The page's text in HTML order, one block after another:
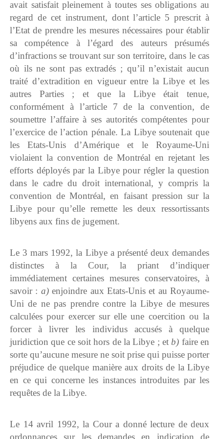
avait satisfait pleinement à toutes ses obligations au
regard de cet instrument, dont l’article 5 prescrit à
l’Etat de prendre les mesures nécessaires pour établir
sa compétence à l’égard des auteurs présumés
d’infractions se trouvant sur son territoire, dans le cas
où ils ne sont pas extradés ; qu’il n’existait aucun
traité d’extradition en vigueur entre la Libye et les
autres Parties ; et que la Libye était tenue,
conformément à l’article 7 de la convention, de
soumettre l’affaire à ses autorités compétentes pour
l’exercice de l’action pénale. La Libye soutenait que
les Etats-Unis d’Amérique et le Royaume-Uni
violaient la convention de Montréal en rejetant les
efforts déployés par la Libye pour régler la question
dans le cadre du droit international, y compris la
convention de Montréal, en faisant pression sur la
Libye pour qu’elle remette les deux ressortissants
libyens aux fins de jugement.
Le 3 mars 1992, la Libye a présenté deux demandes
distinctes à la Cour, la priant d’indiquer
immédiatement certaines mesures conservatoires, à
savoir : a)enjoindre aux Etats-Unis et au Royaume-
Uni de ne pas prendre contre la Libye de mesures
calculées pour exercer sur elle une coercition ou la
forcer à livrer les individus accusés à quelque
juridiction que ce soit hors de la Libye ; etb) faire en
sorte qu’aucune mesure ne soit prise qui puisse porter
préjudice de quelque manière aux droits de la Libye
en ce qui concerne les instances introduites par les
requêtes de la Libye.
Le 14 avril 1992, la Cour a donné lecture de deux
ordonnances sur les demandes en indication de